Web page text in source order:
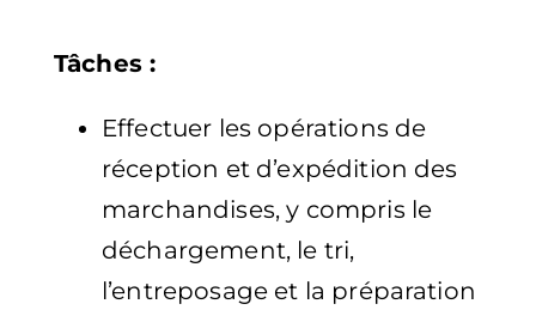
Tâches :
Effectuer les opérations de
réception et d’expédition des
marchandises, y compris le
déchargement, le tri,
l’entreposage et la préparation